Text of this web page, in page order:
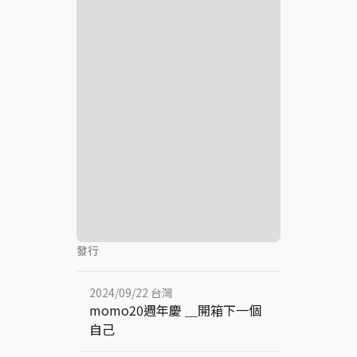
發行
2024/09/22 台灣
momo20週年慶 ＿開箱下一個
自己